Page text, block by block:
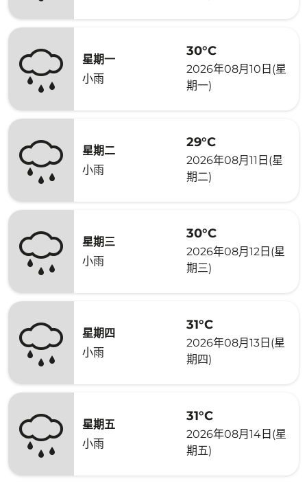
星期一
小雨
30°C
2026年08月10日(星
期一)
星期二
小雨
29°C
2026年08月11日(星
期二)
星期三
小雨
30°C
2026年08月12日(星
期三)
星期四
小雨
31°C
2026年08月13日(星
期四)
星期五
小雨
31°C
2026年08月14日(星
期五)